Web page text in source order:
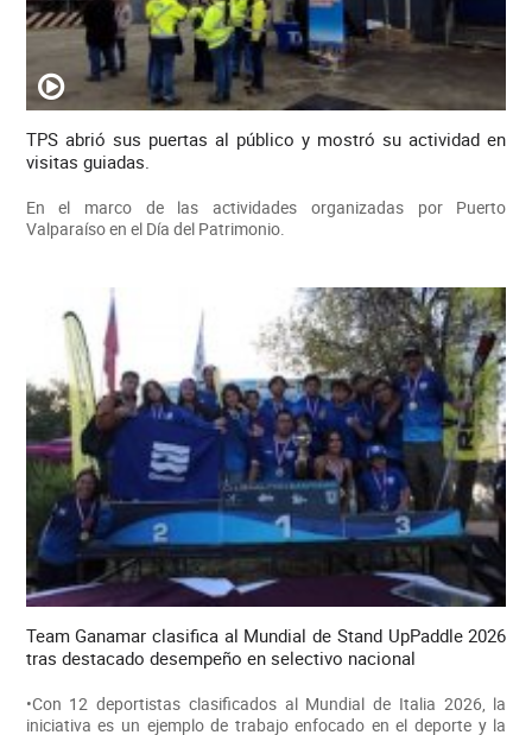
TPS abrió sus puertas al público y mostró su actividad en
visitas guiadas.
En el marco de las actividades organizadas por Puerto
Valparaíso en el Día del Patrimonio.
Team Ganamar clasifica al Mundial de Stand UpPaddle 2026
tras destacado desempeño en selectivo nacional
•Con 12 deportistas clasificados al Mundial de Italia 2026, la
iniciativa es un ejemplo de trabajo enfocado en el deporte y la